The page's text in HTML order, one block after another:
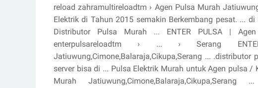
reload zahramultireloadtm › Agen Pulsa Murah
Elektrik di Tahun 2015 semakin Berkembang pesat. ...
Distributor Pulsa Murah ... ENTER PULSA |
enterpulsareloadtm › ... › Serang
Jatiuwung,Cimone,Balaraja,Cikupa,Serang ...
server bisa di ... Pulsa Elektrik Murah untuk Agen pulsa
Murah Jatiuwung,Cimone,Balaraja,Cikupa,Serang